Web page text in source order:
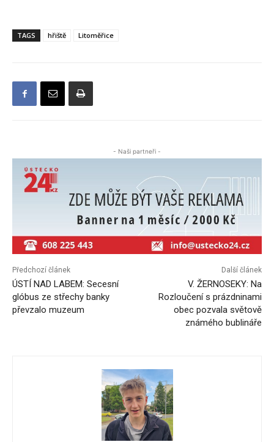
TAGS hřiště Litoměřice
- Naši partneři -
Předchozí článek
ÚSTÍ NAD LABEM: Secesní
glóbus ze střechy banky
převzalo muzeum
Další článek
V. ŽERNOSEKY: Na
Rozloučení s prázdninami
obec pozvala světově
známého bublináře